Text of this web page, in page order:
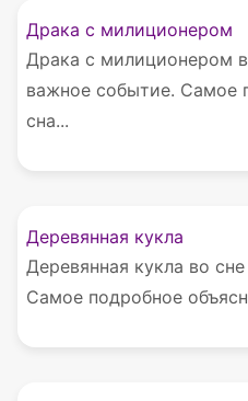
Драка с милиционером
Драка с милиционером
важное событие. Самое
сна...
Деревянная кукла
Деревянная кукла во
Самое подробное